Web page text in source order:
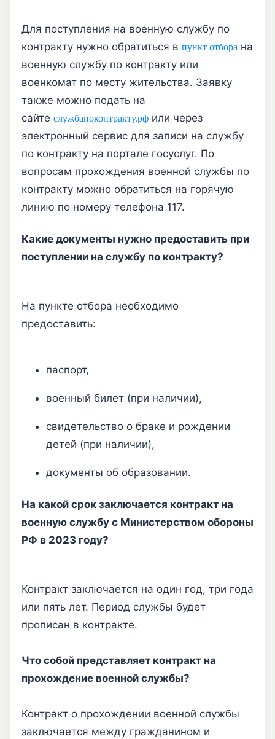
Для поступления на военную службу по
контракту нужно обратиться в пункт отбора на
военную службу по контракту или
военкомат по месту жительства. Заявку
также можно подать на
сайте службапоконтракту.рф или через
электронный сервис для записи на службу
по контракту на портале госуслуг. По
вопросам прохождения военной службы по
контракту можно обратиться на горячую
линию по номеру телефона 117.
Какие документы нужно предоставить при
поступлении на службу по контракту?
На пункте отбора необходимо
предоставить:
паспорт,
военный билет (при наличии),
свидетельство о браке и рождении
детей (при наличии),
документы об образовании.
На какой срок заключается контракт на
военную службу с Министерством обороны
РФ в 2023 году?
Контракт заключается на один год, три года
или пять лет. Период службы будет
прописан в контракте.
Что собой представляет контракт на
прохождение военной службы?
Контракт о прохождении военной службы
заключается между гражданином и